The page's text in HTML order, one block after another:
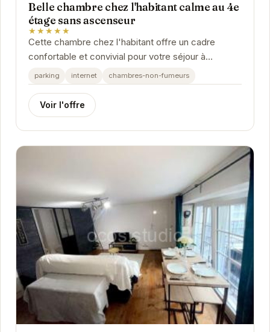
Belle chambre chez l'habitant calme au 4e
étage sans ascenseur
★★★★★
Cette chambre chez l'habitant offre un cadre
confortable et convivial pour votre séjour à
Grenoble. Profitez d'un environnement calme et
agréable,...
parking internet chambres-non-fumeurs
Voir l'offre